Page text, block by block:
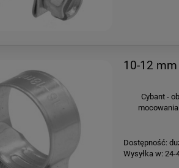
10-12
Cybant -
Dostępność:
Wysyłka w: 24-